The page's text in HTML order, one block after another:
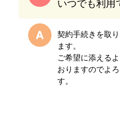
契約手続きを取
ます。
ご希望に添える
おりますのでよ
す。